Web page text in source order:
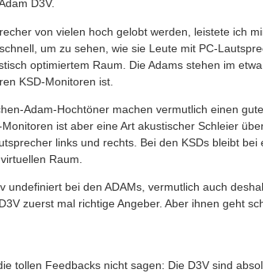
D3V.
von vielen hoch gelobt werden, leistete ich
um zu sehen, wie sie Leute mit PC-
optimiertem Raum. Die Adams stehen im
KSD-Monitoren ist.
Adam-Hochtöner machen vermutlich einen
ist aber eine Art akustischer Schleier
links und rechts. Bei den KSDs bleibt
Raum.
undefiniert bei den ADAMs, vermutlich auch
zuerst mal richtige Angeber. Aber ihnen geht
tollen Feedbacks nicht sagen: Die D3V sind